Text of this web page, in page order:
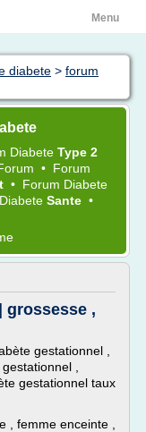
Menu
diabete > forum
Diabete Type 2
• Forum
• Forum Diabete
Sante •
grossesse ,
gestationnel ,
,
gestationnel taux
, femme enceinte ,